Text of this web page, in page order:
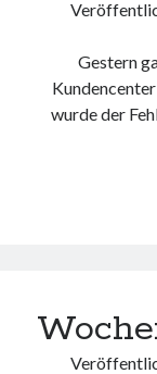
Gestern
wurde der